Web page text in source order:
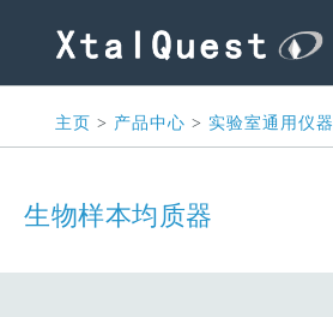
主页 > 产品中心 > 实验室通用仪器
生物样本均质器